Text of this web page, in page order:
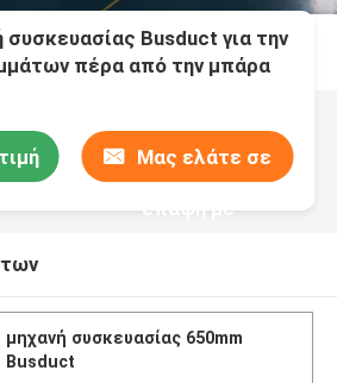
συσκευασίας Busduct για την
πέρα από την μπάρα
Μας ελάτε σε
επαφή με
μηχανή συσκευασίας 650mm
Busduct